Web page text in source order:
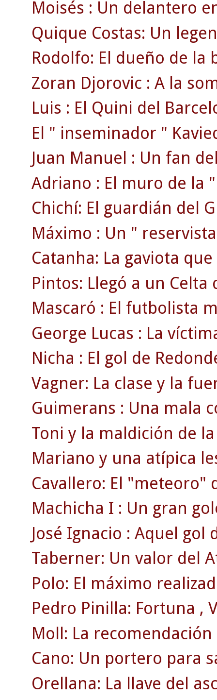
Moisés : Un delantero
Quique Costas: Un
Rodolfo: El dueño de la
Zoran Djorovic : A la
Luis : El Quini del
El " inseminador "
Juan Manuel : Un fan
Adriano : El muro de la
Chichí: El guardián del
Máximo : Un "
Catanha: La gaviota
Pintos: Llegó a un
Mascaró : El futbolista
George Lucas : La
Nicha : El gol de
Vagner: La clase y la
Guimerans : Una mala
Toni y la maldición de
Mariano y una atípica
Cavallero: El "meteoro"
Machicha I : Un gran
José Ignacio : Aquel gol
Taberner: Un valor del
Polo: El máximo
Pedro Pinilla: Fortuna ,
Moll: La recomendación
Cano: Un portero para
Orellana: La llave del